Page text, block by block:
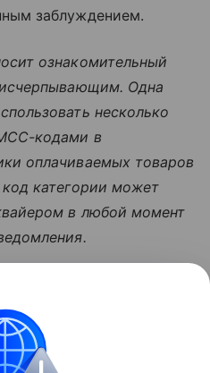
заблуждением.
ознакомительный
Одна
несколько
кодами в
оплачиваемых товаров
категории может
в любой момент
самые
и в мире
и принципами